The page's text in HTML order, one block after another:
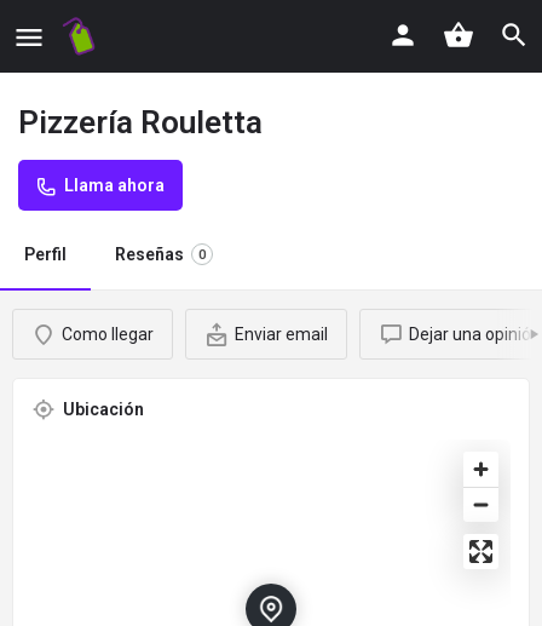
Pizzería Rouletta
Llama ahora
Perfil Reseñas 0
Como llegar Enviar email Dejar una opinión
Ubicación